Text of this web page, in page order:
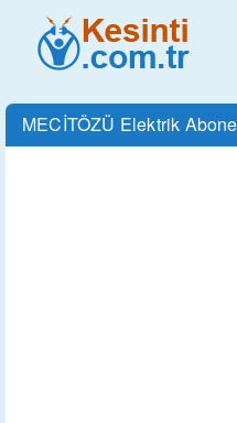
MECİTÖZÜ Elektrik